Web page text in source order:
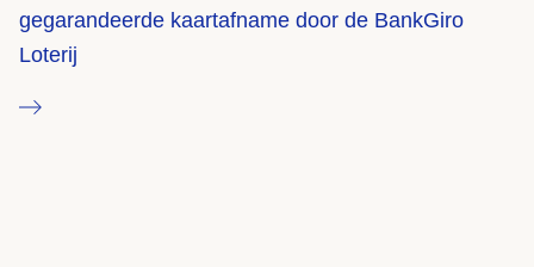
gegarandeerde kaartafname door de BankGiro
Loterij